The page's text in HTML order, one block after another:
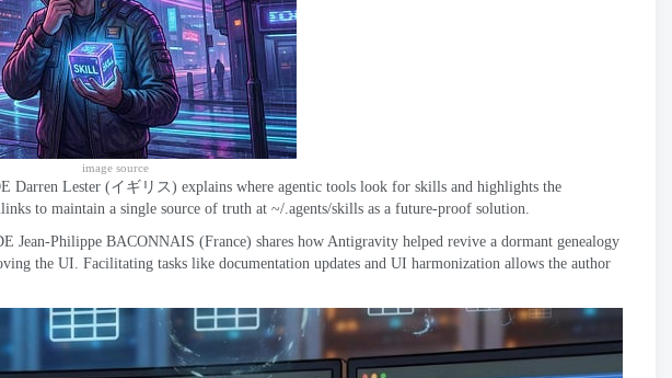
image source
Darren Lester (イギリス) explains where agentic tools look for skills and highlights the
to maintain a single source of truth at ~/.agents/skills as a future-proof solution.
Jean-Philippe BACONNAIS (France) shares how Antigravity helped revive a dormant genealogy
the UI. Facilitating tasks like documentation updates and UI harmonization allows the author